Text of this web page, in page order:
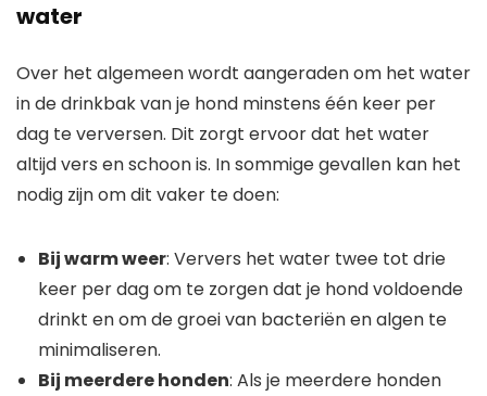
water
Over het algemeen wordt aangeraden om het water
in de drinkbak van je hond minstens één keer per
dag te verversen. Dit zorgt ervoor dat het water
altijd vers en schoon is. In sommige gevallen kan het
nodig zijn om dit vaker te doen:
Bij warm weer: Ververs het water twee tot drie
keer per dag om te zorgen dat je hond voldoende
drinkt en om de groei van bacteriën en algen te
minimaliseren.
Bij meerdere honden: Als je meerdere honden